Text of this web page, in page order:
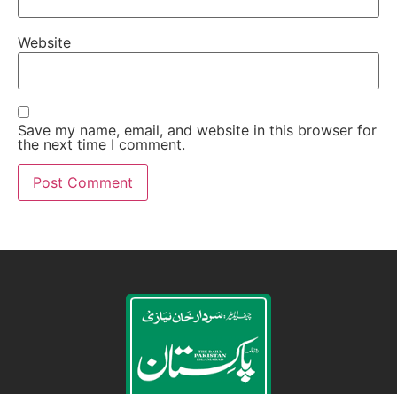
Website
Save my name, email, and website in this browser for
the next time I comment.